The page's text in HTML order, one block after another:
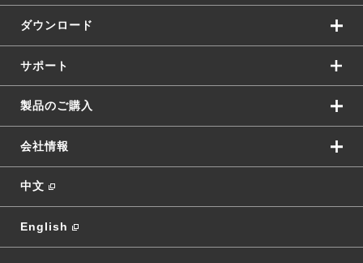
ダウンロード
サポート
製品のご購入
会社情報
中文
English